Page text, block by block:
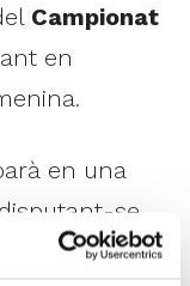
Campionat
en
en una
se
que